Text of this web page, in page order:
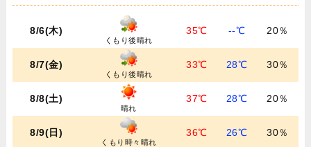
8/6(木)
くもり後晴れ
35℃ --℃ 20％
8/7(金)
くもり後晴れ
33℃ 28℃ 30％
8/8(土)
晴れ
37℃ 28℃ 20％
8/9(日)
くもり時々晴れ
36℃ 26℃ 30％